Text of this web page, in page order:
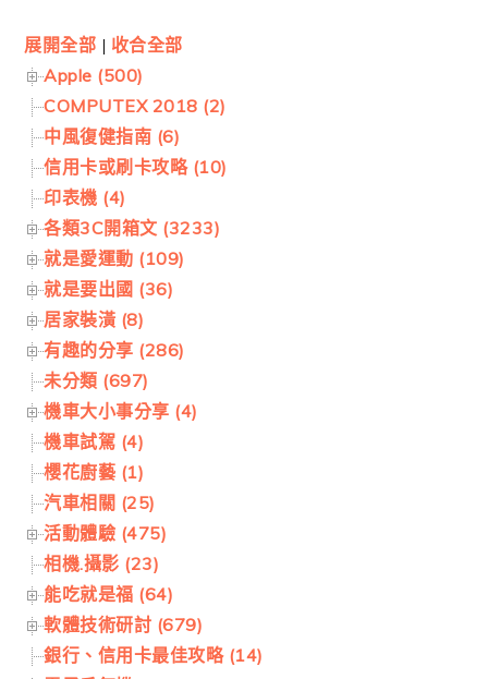
展開全部 | 收合全部
Apple (500)
COMPUTEX 2018 (2)
中風復健指南 (6)
信用卡或刷卡攻略 (10)
印表機 (4)
各類3C開箱文 (3233)
就是愛運動 (109)
就是要出國 (36)
居家裝潢 (8)
有趣的分享 (286)
未分類 (697)
機車大小事分享 (4)
機車試駕 (4)
櫻花廚藝 (1)
汽車相關 (25)
活動體驗 (475)
相機.攝影 (23)
能吃就是福 (64)
軟體技術研討 (679)
銀行、信用卡最佳攻略 (14)